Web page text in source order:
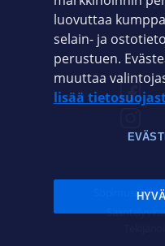
Sopimusehdot
luovuttaa
selain- ja
perustuen.
muuttaa
lisää